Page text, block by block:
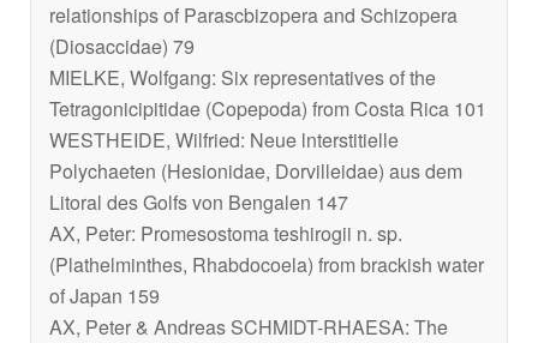
relationships of Parascbizopera and Schizopera
(Diosaccidae) 79
MIELKE, Wolfgang: Six representatives of the
Tetragonicipitidae (Copepoda) from Costa Rica 101
WESTHEIDE, Wilfried: Neue lnterstitielle
Polychaeten (Hesionidae, Dorvilleidae) aus dem
Litoral des Golfs von Bengalen 147
AX, Peter: Promesostoma teshirogii n. sp.
(Plathelminthes, Rhabdocoela) from brackish water
of Japan 159
AX, Peter & Andreas SCHMIDT-RHAESA: The